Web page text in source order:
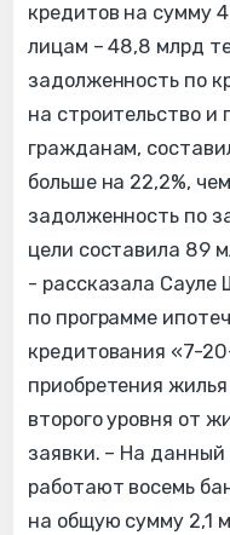
кредитов на сумму
лицам – 48,8 млрд
задолженность по
на строительство и
гражданам,
больше на 22,2%,
задолженность по
цели составила 89
- рассказала Сауле
по программе
кредитования «7-
приобретения
второго уровня от
заявки. – На
работают восемь
на общую сумму 2,1